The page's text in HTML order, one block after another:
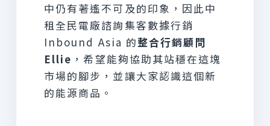
中仍有著遙不可及的印象，因此中
租全民電廠諮詢集客數據行銷
Inbound Asia 的整合行銷顧問
Ellie ，希望能夠協助其站穩在這塊
市場的腳步，並讓大家認識這個新
的能源商品。